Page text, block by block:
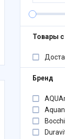
Товары
Бренд
Bocchi